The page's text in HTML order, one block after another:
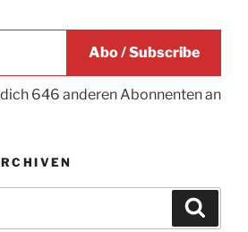
Abo / Subscribe
646 anderen Abonnenten an